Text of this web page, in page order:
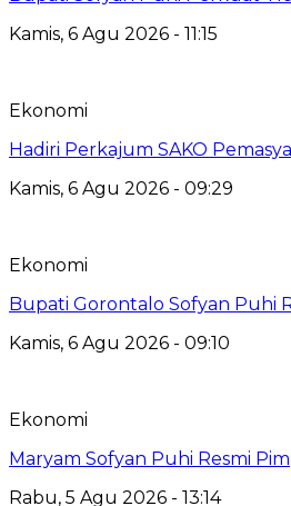
Kamis, 6 Agu 2026 - 11:15
Ekonomi
Hadiri Perkajum SAKO
Kamis, 6 Agu 2026 - 09:29
Ekonomi
Bupati Gorontalo Sofyan Puhi
Kamis, 6 Agu 2026 - 09:10
Ekonomi
Maryam Sofyan Puhi Resmi
Rabu, 5 Agu 2026 - 13:14